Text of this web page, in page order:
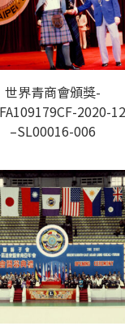
世界青商會頒獎-
2020-12
–SL00016-006